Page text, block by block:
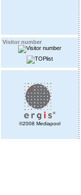
Visitor number
©2008 Mediapool